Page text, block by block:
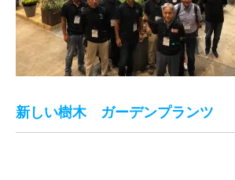
新しい樹木 ガーデンプランツ